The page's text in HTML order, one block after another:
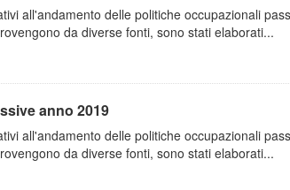
all'andamento delle politiche occupazionali
da diverse fonti, sono stati elaborati...
anno 2019
all'andamento delle politiche occupazionali
da diverse fonti, sono stati elaborati...